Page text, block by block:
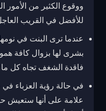
ووقوع الكثير من الأمور
للأفضل في القريب
عندما ترى البنت في
بشرى لها بزوال كافة
فاقدة الشغف تجاه كل
في حالة رؤية العزباء
علامة على أنها ستعيش